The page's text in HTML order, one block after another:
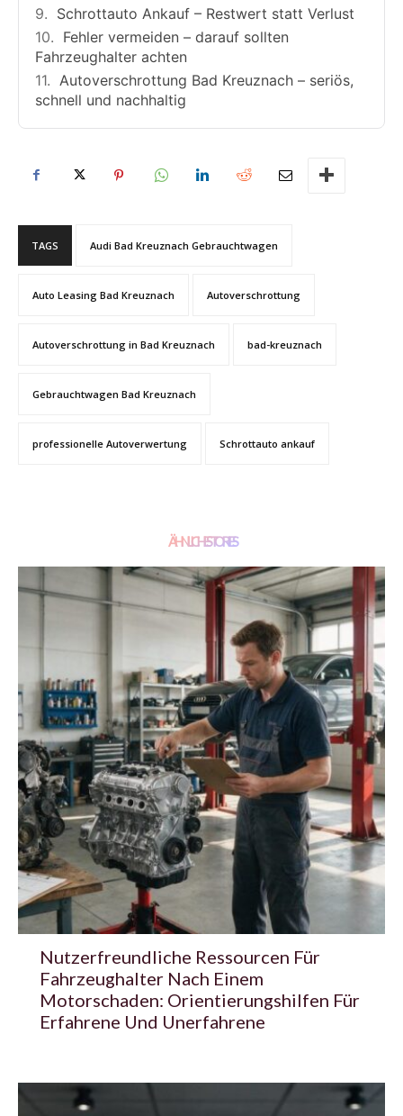
Schrottauto Ankauf – Restwert statt Verlust
Fehler vermeiden – darauf sollten
Fahrzeughalter achten
Autoverschrottung Bad Kreuznach – seriös,
schnell und nachhaltig
TAGS Audi Bad Kreuznach Gebrauchtwagen
Auto Leasing Bad Kreuznach Autoverschrottung
Autoverschrottung in Bad Kreuznach bad-kreuznach
Gebrauchtwagen Bad Kreuznach
professionelle Autoverwertung Schrottauto ankauf
ÄHNLICHE STORIES
Nutzerfreundliche Ressourcen Für
Fahrzeughalter Nach Einem
Motorschaden: Orientierungshilfen Für
Erfahrene Und Unerfahrene